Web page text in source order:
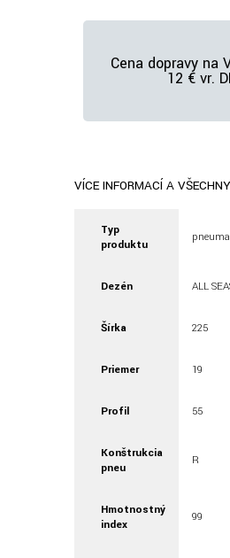
Cena dopravy na
12 € vr.
VÍCE INFORMACÍ A
Typ
produktu
Dezén ALL
Šírka 225
Priemer 19
Profil 55
Konštrukcia
pneu
R
Hmotnostný
index
99